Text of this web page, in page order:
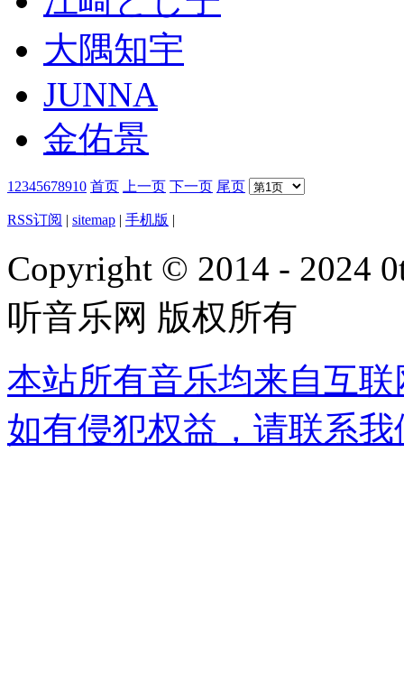
大隅知宇
JUNNA
金佑景
1 2345678910 首页 上一页 下一页 尾页
RSS订阅 | sitemap | 手机版 |
Copyright © 2014 - 2024
听音乐网 版权所有
本站所有音乐均来自互
如有侵犯权益，请联系